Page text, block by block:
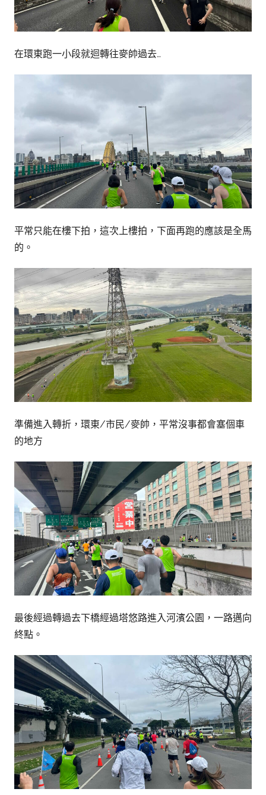
在環東跑一小段就迴轉往麥帥過去…
平常只能在樓下拍，這次上樓拍，下面再跑的應該是全馬
的。
準備進入轉折，環東/市民/麥帥，平常沒事都會塞個車
的地方
最後經過轉過去下橋經過塔悠路進入河濱公園，一路邁向
終點。